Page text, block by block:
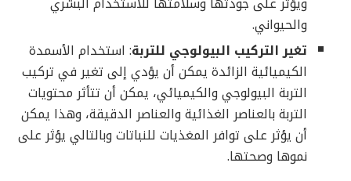
والحيواني.
تغير التركيب البيولوجي للتربة: استخدام الأسمدة
الكيميائية الزائدة يمكن أن يؤدي إلى تغير في تركيب
التربة البيولوجي والكيميائي، يمكن أن تتأثر محتويات
التربة بالعناصر الغذائية والعناصر الدقيقة، وهذا يمكن
أن يؤثر على توافر المغذيات للنباتات وبالتالي يؤثر على
نموها وصحتها.